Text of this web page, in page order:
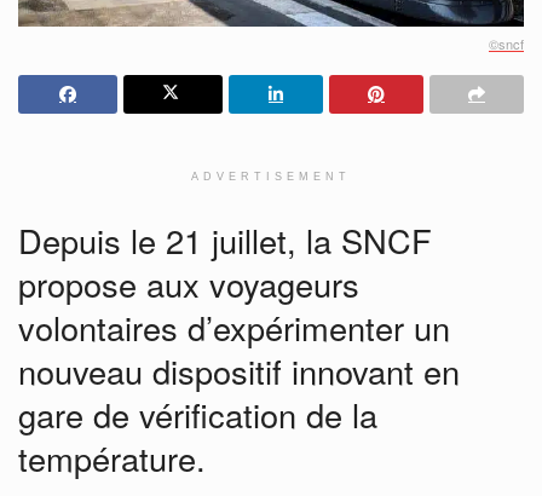
©sncf
ADVERTISEMENT
Depuis le 21 juillet, la SNCF
propose aux voyageurs
volontaires d’expérimenter un
nouveau dispositif innovant en
gare de vérification de la
température.